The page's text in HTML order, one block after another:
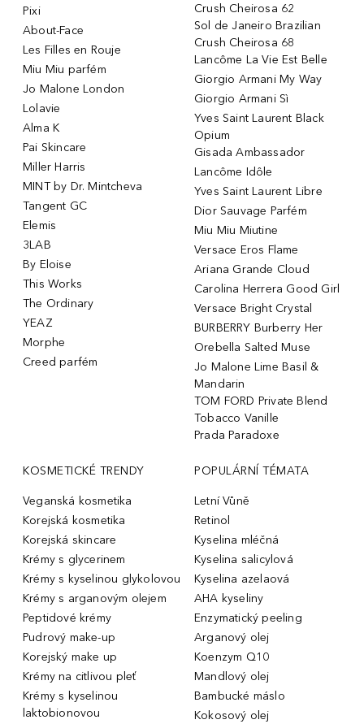
Pixi
About-Face
Les Filles en Rouje
Miu Miu parfém
Jo Malone London
Lolavie
Alma K
Pai Skincare
Miller Harris
MINT by Dr. Mintcheva
Tangent GC
Elemis
3LAB
By Eloise
This Works
The Ordinary
YEAZ
Morphe
Creed parfém
Crush Cheirosa 62
Sol de Janeiro Brazilian
Crush Cheirosa 68
Lancôme La Vie Est Belle
Giorgio Armani My Way
Giorgio Armani Sì
Yves Saint Laurent Black
Opium
Gisada Ambassador
Lancôme Idôle
Yves Saint Laurent Libre
Dior Sauvage Parfém
Miu Miu Miutine
Versace Eros Flame
Ariana Grande Cloud
Carolina Herrera Good Girl
Versace Bright Crystal
BURBERRY Burberry Her
Orebella Salted Muse
Jo Malone Lime Basil &
Mandarin
TOM FORD Private Blend
Tobacco Vanille
Prada Paradoxe
KOSMETICKÉ TRENDY
Veganská kosmetika
Korejská kosmetika
Korejská skincare
Krémy s glycerinem
Krémy s kyselinou glykolovou
Krémy s arganovým olejem
Peptidové krémy
Pudrový make-up
Korejský make up
Krémy na citlivou pleť
Krémy s kyselinou
laktobionovou
POPULÁRNÍ TÉMATA
Letní Vůně
Retinol
Kyselina mléčná
Kyselina salicylová
Kyselina azelaová
AHA kyseliny
Enzymatický peeling
Arganový olej
Koenzym Q10
Mandlový olej
Bambucké máslo
Kokosový olej